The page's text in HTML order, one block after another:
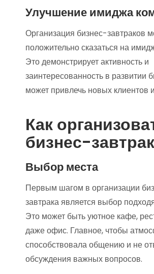
Улучшение имиджа
Организация бизнес-завтраков
положительно сказаться на
Это демонстрирует активность и
заинтересованность в развитии
может привлечь новых клиентов
Как
бизнес-
Выбор места
Первым шагом в организации
завтрака является выбор
Это может быть уютное кафе,
даже офис. Главное, чтобы
способствовала общению и не
обсуждения важных вопросов.